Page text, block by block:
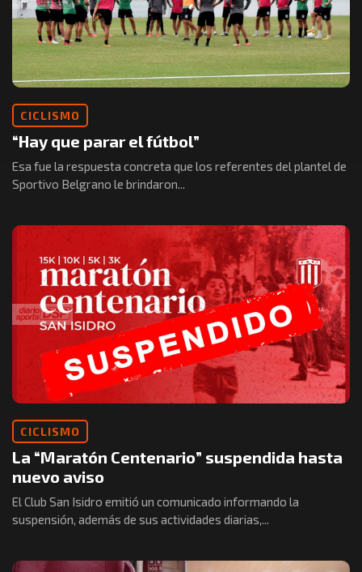
CICLISMO
“Hay que parar el fútbol”
Esa fue la respuesta concreta que los referentes del plantel de
Sportivo Belgrano le brindaron...
CICLISMO
La “Maratón Centenario” suspendida hasta
nuevo aviso
El Club San Isidro emitió un comunicado informando la
suspensión, además de sus actividades diarias,...